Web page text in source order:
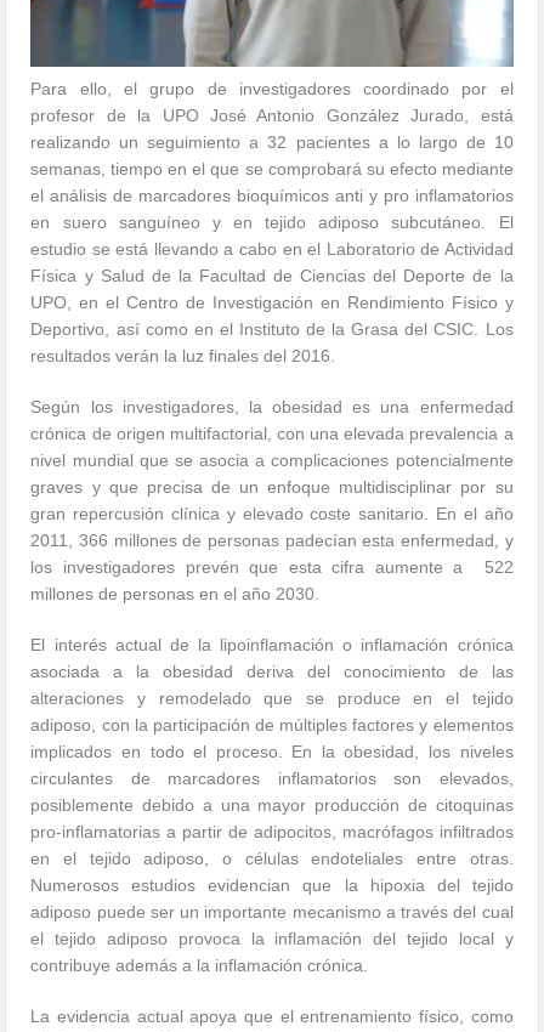
Para ello, el grupo de investigadores coordinado por el
profesor de la UPO José Antonio González Jurado, está
realizando un seguimiento a 32 pacientes a lo largo de 10
semanas, tiempo en el que se comprobará su efecto mediante
el análisis de marcadores bioquímicos anti y pro inflamatorios
en suero sanguíneo y en tejido adiposo subcutáneo. El
estudio se está llevando a cabo en el Laboratorio de Actividad
Física y Salud de la Facultad de Ciencias del Deporte de la
UPO, en el Centro de Investigación en Rendimiento Físico y
Deportivo, así como en el Instituto de la Grasa del CSIC. Los
resultados verán la luz finales del 2016.
Según los investigadores, la obesidad es una enfermedad
crónica de origen multifactorial, con una elevada prevalencia a
nivel mundial que se asocia a complicaciones potencialmente
graves y que precisa de un enfoque multidisciplinar por su
gran repercusión clínica y elevado coste sanitario. En el año
2011, 366 millones de personas padecían esta enfermedad, y
los investigadores prevén que esta cifra aumente a
522
millones de personas en el año 2030.
El interés actual de la lipoinflamación o inflamación crónica
asociada a la obesidad deriva del conocimiento de las
alteraciones y remodelado que se produce en el tejido
adiposo, con la participación de múltiples factores y elementos
implicados en todo el proceso. En la obesidad, los niveles
circulantes de marcadores inflamatorios son elevados,
posiblemente debido a una mayor producción de citoquinas
pro-inflamatorias a partir de adipocitos, macrófagos infiltrados
en el tejido adiposo, o células endoteliales entre otras.
Numerosos estudios evidencian que la hipoxia del tejido
adiposo puede ser un importante mecanismo a través del cual
el tejido adiposo provoca la inflamación del tejido local y
contribuye además a la inflamación crónica.
La evidencia actual apoya que el entrenamiento físico, como